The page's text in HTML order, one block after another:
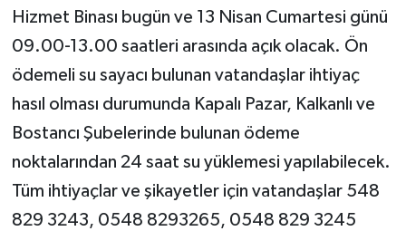
Hizmet Binası bugün ve 13 Nisan Cumartesi günü
09.00-13.00 saatleri arasında açık olacak. Ön
ödemeli su sayacı bulunan vatandaşlar ihtiyaç
hasıl olması durumunda Kapalı Pazar, Kalkanlı ve
Bostancı Şubelerinde bulunan ödeme
noktalarından 24 saat su yüklemesi yapılabilecek.
Tüm ihtiyaçlar ve şikayetler için vatandaşlar 548
829 3243, 0548 8293265, 0548 829 3245